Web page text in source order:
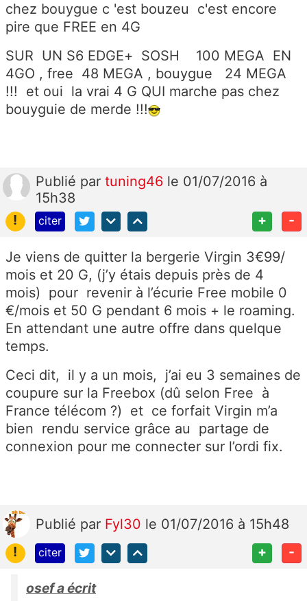
chez bouygue c 'est bouzeu c'est encore
pire que FREE en 4G
SUR UN S6 EDGE+ SOSH 100 MEGA EN
4GO , free 48 MEGA , bouygue 24 MEGA
!!! et oui la vrai 4 G QUI marche pas chez
bouyguie de merde !!!
Publié par tuning46 le 01/07/2016 à
15h38
!
citer + -
Je viens de quitter la bergerie Virgin 3€99/
mois et 20 G, (j’y étais depuis près de 4
mois)
pour revenir à l’écurie Free mobile 0
€/mois et 50 G pendant 6 mois + le roaming.
En attendant une autre offre dans quelque
temps.
Ceci dit,
il y a un mois,
j’ai eu 3 semaines de
coupure sur la Freebox (dû selon Free à
France télécom ?)
et ce forfait Virgin m’a
bien rendu service grâce au
partage de
connexion pour me connecter sur l’ordi fix.
Publié par Fyl30 le 01/07/2016 à 15h48
!
citer + -
osef a écrit